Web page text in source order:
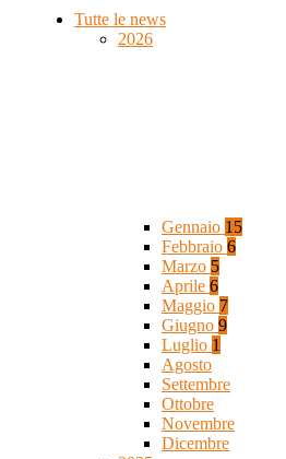
Tutte le news
2026
Gennaio 15
Febbraio 6
Marzo 5
Aprile 6
Maggio 7
Giugno 9
Luglio 1
Agosto
Settembre
Ottobre
Novembre
Dicembre